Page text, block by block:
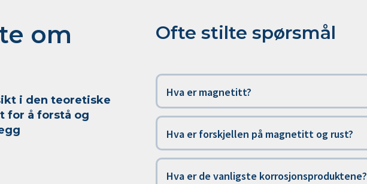
om
i den teoretiske
for å forstå og
Ofte stilte spørsmål
Hva er magnetitt?
Hva er forskjellen på magnetitt og rust?
Hva er de vanligste korrosjonsproduktene?